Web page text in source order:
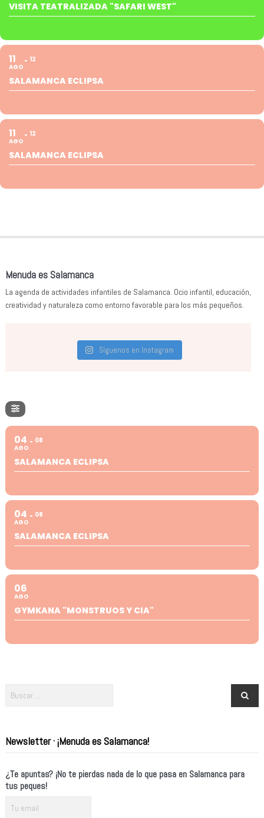
VISITA TEATRALIZADA "SAFARI WEST"
11
AGO
12
SALAMANCA ECLIPSA
11
AGO
12
SALAMANCA ECLIPSA
Menuda es Salamanca
La agenda de actividades infantiles de Salamanca. Ocio infantil, educación,
creatividad y naturaleza como entorno favorable para los más pequeños.
Síguenos en Instagram
04
AGO
08
SALAMANCA ECLIPSA
04
AGO
08
SALAMANCA ECLIPSA
06
AGO
GYMKANA "MONSTRUOS Y CIA"
Newsletter · ¡Menuda es Salamanca!
¿Te apuntas? ¡No te pierdas nada de lo que pasa en Salamanca para
tus peques!